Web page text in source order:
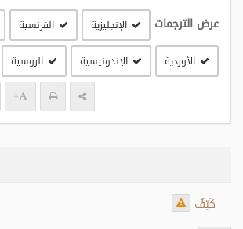
عرض الترجمات الإنجليزية الفرنسية
الأوردية الإندونيسية الروسية
+
كَتِفٌ